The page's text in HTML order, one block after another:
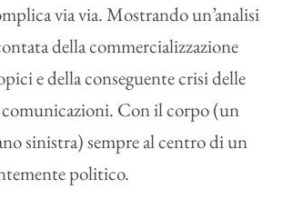
via via. Mostrando un’analisi
della commercializzazione
e della conseguente crisi delle
comunicazioni. Con il corpo (un
sinistra) sempre al centro di un
politico.